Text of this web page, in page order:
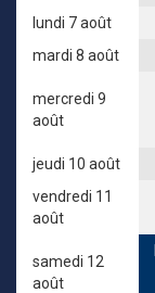
lundi 7 août
mardi 8 août
mercredi 9
août
jeudi 10 août
vendredi 11
août
samedi 12
août